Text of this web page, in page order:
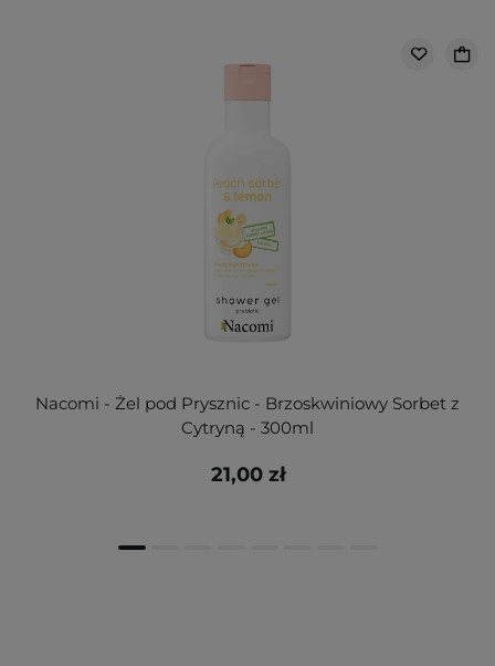
Nacomi - Żel pod Prysznic - Brzoskwiniowy Sorbet z
Cytryną - 300ml
21,00 zł